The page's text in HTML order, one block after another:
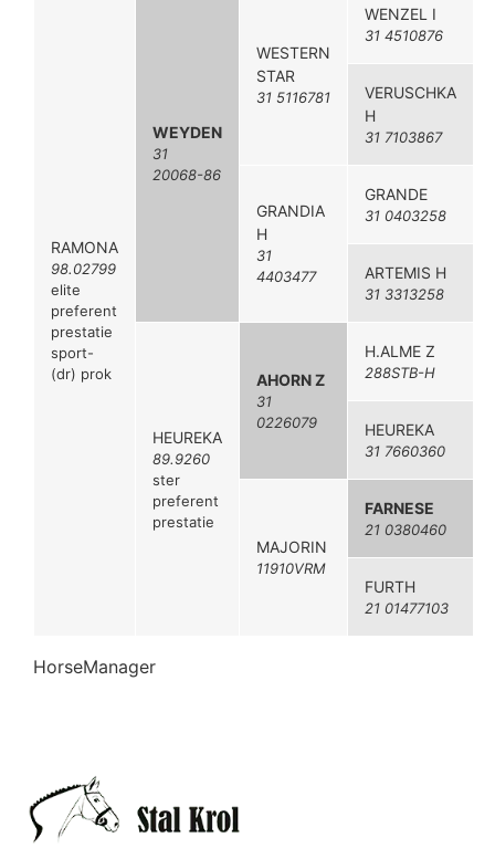
RAMONA
98.02799
elite
preferent
prestatie
sport-
(dr) prok
WEYDEN
31
20068-86
WESTERN
STAR
31 5116781
WENZEL I
31 4510876
VERUSCHKA
H
31 7103867
GRANDIA
H
31
4403477
GRANDE
31 0403258
ARTEMIS H
31 3313258
HEUREKA
89.9260
ster
preferent
prestatie
AHORN Z
31
0226079
H.ALME Z
288STB-H
HEUREKA
31 7660360
MAJORIN
11910VRM
FARNESE
21 0380460
FURTH
21 01477103
HorseManager